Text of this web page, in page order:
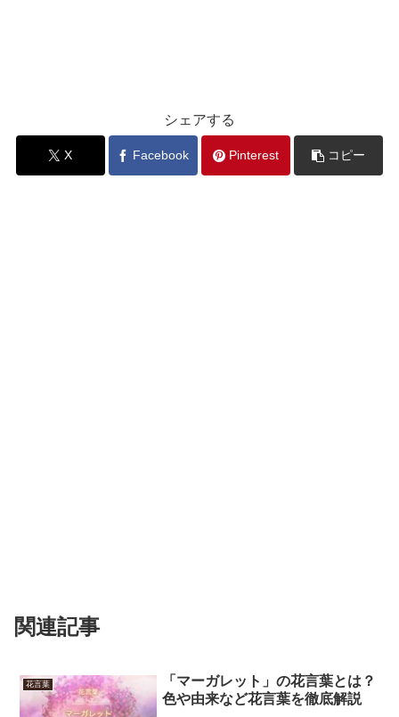
シェアする
X Facebook Pinterest コピー
関連記事
花言葉
「マーガレット」の花言葉とは？
色や由来など花言葉を徹底解説